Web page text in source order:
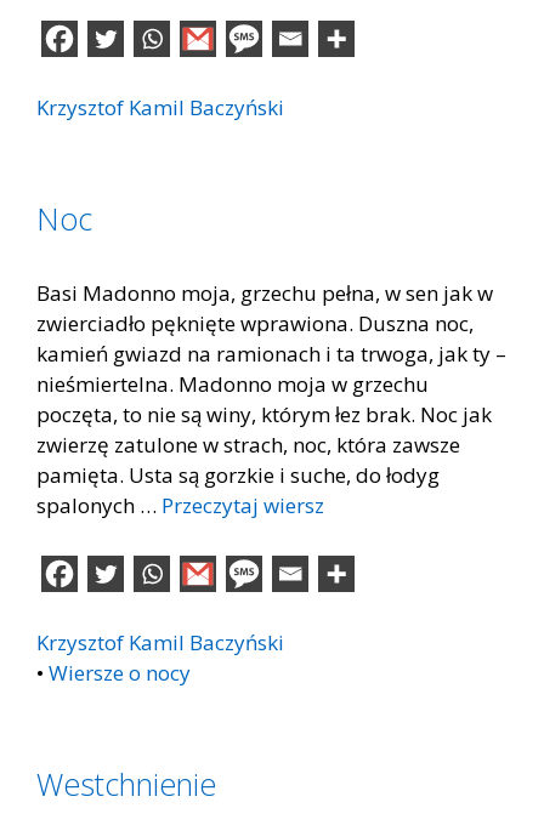
Krzysztof Kamil Baczyński
Noc
Basi Madonno moja, grzechu pełna, w sen jak w
zwierciadło pęknięte wprawiona. Duszna noc,
kamień gwiazd na ramionach i ta trwoga, jak ty –
nieśmiertelna. Madonno moja w grzechu
poczęta, to nie są winy, którym łez brak. Noc jak
zwierzę zatulone w strach, noc, która zawsze
pamięta. Usta są gorzkie i suche, do łodyg
spalonych … Przeczytaj wiersz
Krzysztof Kamil Baczyński
• Wiersze o nocy
Westchnienie